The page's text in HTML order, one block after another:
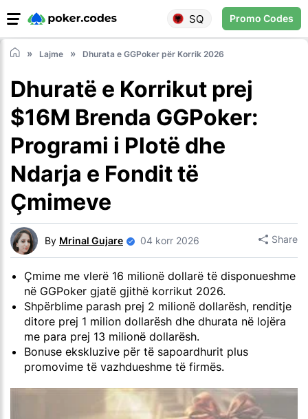
SQ Promo Codes
Lajme Dhurata e GGPoker për Korrik 2026
Dhuratë e Korrikut prej
$16M Brenda GGPoker:
Programi i Plotë dhe
Ndarja e Fondit të
Çmimeve
By Mrinal Gujare 04 korr 2026 Share
Çmime me vlerë 16 milionë dollarë të disponueshme
në GGPoker gjatë gjithë korrikut 2026.
Shpërblime parash prej 2 milionë dollarësh, renditje
ditore prej 1 milion dollarësh dhe dhurata në lojëra
me para prej 13 milionë dollarësh.
Bonuse ekskluzive për të sapoardhurit plus
promovime të vazhdueshme të firmës.